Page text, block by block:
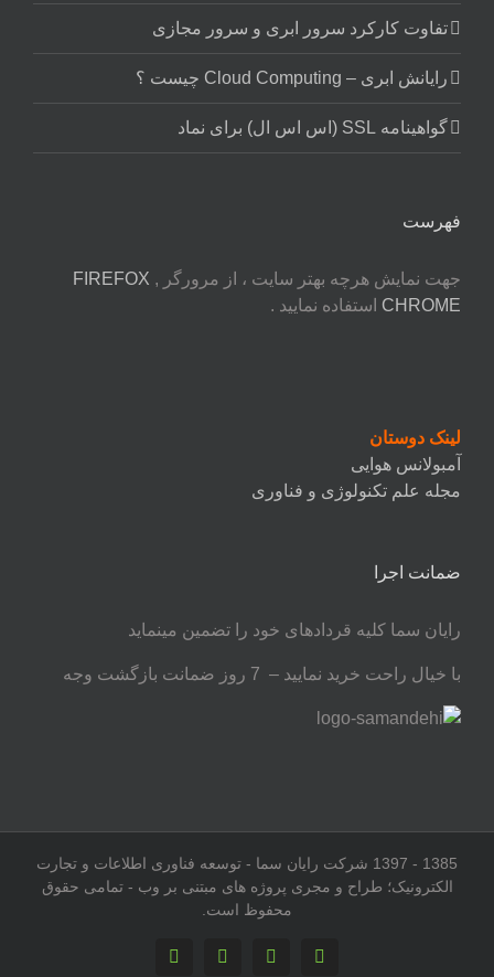
تفاوت کارکرد سرور ابری و سرور مجازی
رایانش ابری – Cloud Computing چیست ؟
گواهینامه SSL (اس اس ال) برای نماد
فهرست
جهت نمایش هرچه بهتر سایت ، از مرورگر FIREFOX ,
CHROME استفاده نمایید .
لینک دوستان
آمبولانس هوایی
مجله علم تکنولوژی و فناوری
ضمانت اجرا
رایان سما کلیه قردادهای خود را تضمین مینماید
با خیال راحت خرید نمایید – 7 روز ضمانت بازگشت وجه
1385 - 1397 شرکت رایان سما - توسعه فناوری اطلاعات و تجارت
الکترونیک؛ طراح و مجری پروژه های مبتنی بر وب - تمامی حقوق
محفوظ است.
Facebook
Rss
Twitter
Skype